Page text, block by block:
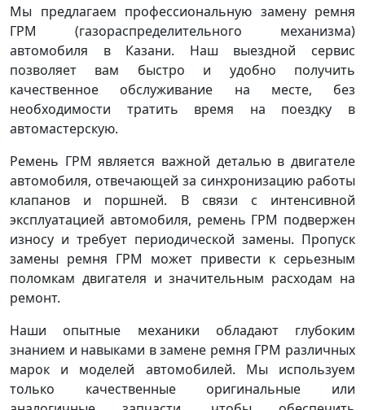
Мы предлагаем профессиональную замену ремня
ГРМ (газораспределительного механизма)
автомобиля в Казани. Наш выездной сервис
позволяет вам быстро и удобно получить
качественное обслуживание на месте, без
необходимости тратить время на поездку в
автомастерскую.
Ремень ГРМ является важной деталью в двигателе
автомобиля, отвечающей за синхронизацию работы
клапанов и поршней. В связи с интенсивной
эксплуатацией автомобиля, ремень ГРМ подвержен
износу и требует периодической замены. Пропуск
замены ремня ГРМ может привести к серьезным
поломкам двигателя и значительным расходам на
ремонт.
Наши опытные механики обладают глубоким
знанием и навыками в замене ремня ГРМ различных
марок и моделей автомобилей. Мы используем
только качественные оригинальные или